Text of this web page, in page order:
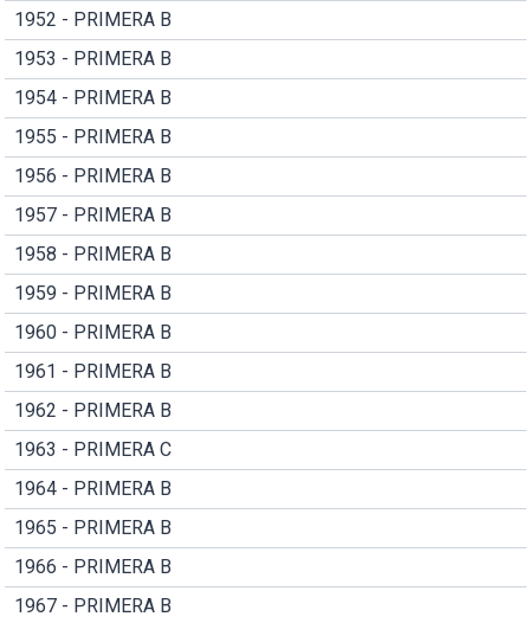
1952 - PRIMERA B
1953 - PRIMERA B
1954 - PRIMERA B
1955 - PRIMERA B
1956 - PRIMERA B
1957 - PRIMERA B
1958 - PRIMERA B
1959 - PRIMERA B
1960 - PRIMERA B
1961 - PRIMERA B
1962 - PRIMERA B
1963 - PRIMERA C
1964 - PRIMERA B
1965 - PRIMERA B
1966 - PRIMERA B
1967 - PRIMERA B